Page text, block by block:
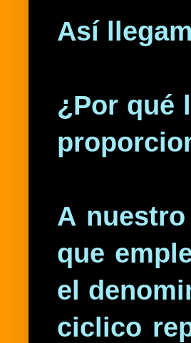
Así
¿Por qué
A
que
el
ciclico